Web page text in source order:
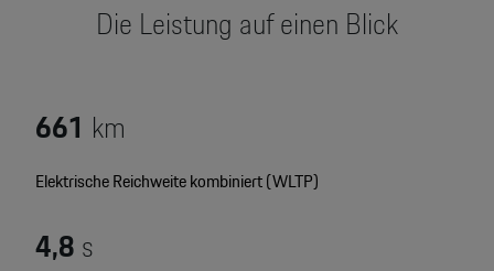
Motorsport & Events
Wir über uns
Newsletter abonnieren
Porsche Gebrauchtwagen
Konfigurator
Car Configurator
Die Leistung auf einen Blick
661 km
Elektrische Reichweite kombiniert (WLTP)
4,8s